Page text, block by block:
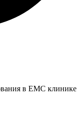
в ЕМС клинике